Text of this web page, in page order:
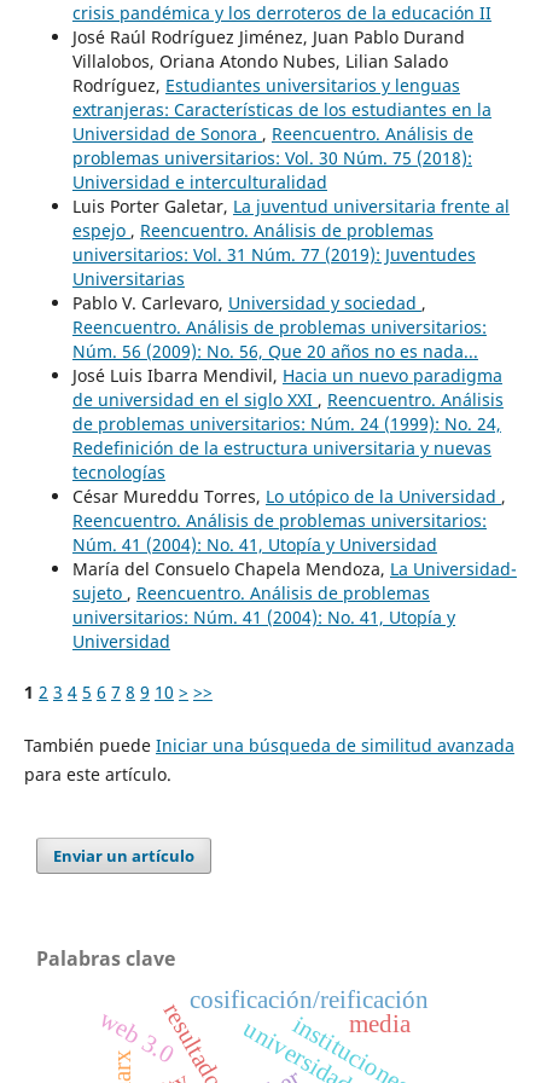
crisis pandémica y los derroteros de la educación II
José Raúl Rodríguez Jiménez, Juan Pablo Durand
Villalobos, Oriana Atondo Nubes, Lilian Salado
Rodríguez, Estudiantes universitarios y lenguas
extranjeras: Características de los estudiantes en la
Universidad de Sonora , Reencuentro. Análisis de
problemas universitarios: Vol. 30 Núm. 75 (2018):
Universidad e interculturalidad
Luis Porter Galetar, La juventud universitaria frente al
espejo , Reencuentro. Análisis de problemas
universitarios: Vol. 31 Núm. 77 (2019): Juventudes
Universitarias
Pablo V. Carlevaro, Universidad y sociedad ,
Reencuentro. Análisis de problemas universitarios:
Núm. 56 (2009): No. 56, Que 20 años no es nada...
José Luis Ibarra Mendivil, Hacia un nuevo paradigma
de universidad en el siglo XXI , Reencuentro. Análisis
de problemas universitarios: Núm. 24 (1999): No. 24,
Redefinición de la estructura universitaria y nuevas
tecnologías
César Mureddu Torres, Lo utópico de la Universidad ,
Reencuentro. Análisis de problemas universitarios:
Núm. 41 (2004): No. 41, Utopía y Universidad
María del Consuelo Chapela Mendoza, La Universidad-
sujeto , Reencuentro. Análisis de problemas
universitarios: Núm. 41 (2004): No. 41, Utopía y
Universidad
1 2 3 4 5 6 7 8 9 10 > >>
También puede Iniciar una búsqueda de similitud avanzada
para este artículo.
Enviar un artículo
Palabras clave
universidad
instituciones
cosificación/reificación
media
web 3.0